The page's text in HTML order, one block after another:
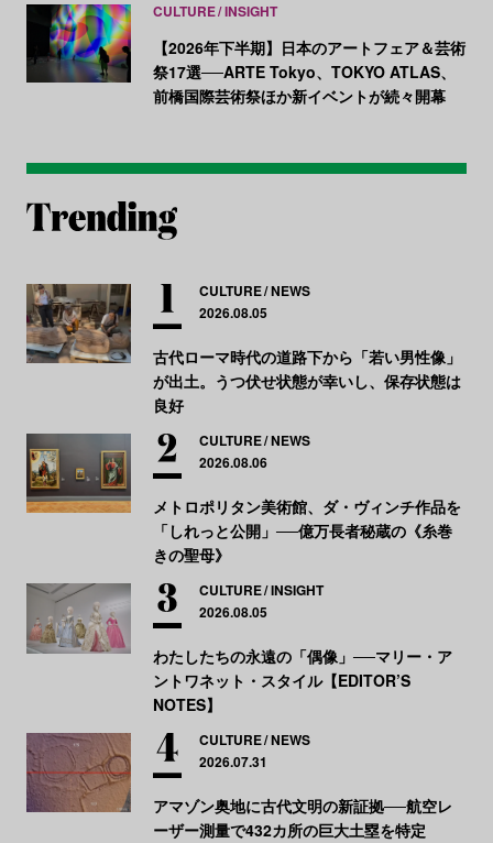
CULTURE INSIGHT
【2026年下半期】日本のアートフェア＆芸術
祭17選──ARTE Tokyo、TOKYO ATLAS、
前橋国際芸術祭ほか新イベントが続々開幕
CULTURE NEWS
2026.08.05
古代ローマ時代の道路下から「若い男性像」
が出土。うつ伏せ状態が幸いし、保存状態は
良好
CULTURE NEWS
2026.08.06
メトロポリタン美術館、ダ・ヴィンチ作品を
「しれっと公開」──億万長者秘蔵の《糸巻
きの聖母》
CULTURE INSIGHT
2026.08.05
わたしたちの永遠の「偶像」──マリー・ア
ントワネット・スタイル【EDITOR’S
NOTES】
CULTURE NEWS
2026.07.31
アマゾン奥地に古代文明の新証拠──航空レ
ーザー測量で432カ所の巨大土塁を特定